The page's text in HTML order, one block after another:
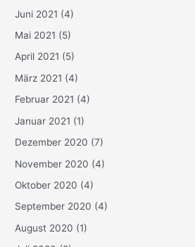
Juni 2021 (4)
Mai 2021 (5)
April 2021 (5)
März 2021 (4)
Februar 2021 (4)
Januar 2021 (1)
Dezember 2020 (7)
November 2020 (4)
Oktober 2020 (4)
September 2020 (4)
August 2020 (1)